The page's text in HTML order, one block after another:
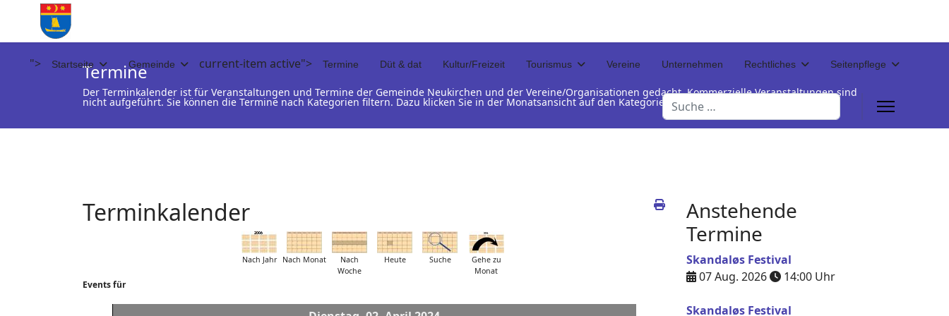
"> Startseite Gemeinde current-item active"> Termine Düt & dat Kultur/Freizeit Tourismus Vereine Unternehmen Rechtliches Seitenpflege
Suchen
Termine
Der Terminkalender ist für Veranstaltungen und Termine der Gemeinde Neukirchen und der Vereine/Organisationen gedacht. Kommerzielle Veranstaltungen sind
nicht aufgeführt. Sie können die Termine nach Kategorien filtern. Dazu klicken Sie in der Monatsansicht auf den Kategorienamen unterhalb der Termintabelle
Terminkalender
Nach Jahr Nach Monat
Nach
Woche
Heute Suche
Gehe zu
Monat
Events für
Anstehende
Termine
Skandaløs Festival
07 Aug. 2026
14:00 Uhr
Skandaløs Festival